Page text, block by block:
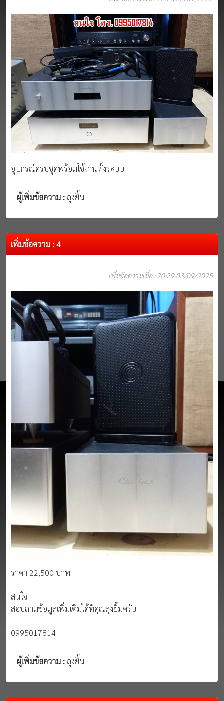
อุปกรณ์ครบชุดพร้อมใช้งานทั้งระบบ
ผู้เพิ่มข้อความ :ลุงยิ้ม
เพิ่มข้อความ : 4
เพิ่มข้อความเมื่อ : 20:29 03/09/2025
ราคา 22,500 บาท
สนใจ
สอบถามข้อมูลเพิ่มเติมได้ที่คุณลุงยิ้มครับ
0995017814
ผู้เพิ่มข้อความ :ลุงยิ้ม